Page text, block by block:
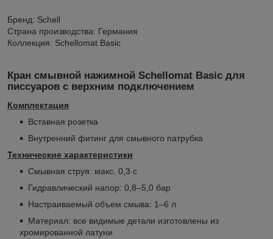
Бренд: Schell
Страна производства: Германия
Коллекция: Schellomat Basic
Кран смывной нажимной Schellomat Basic для
писсуаров с верхним подключением
Комплектация
Вставная розетка
Внутренний фитинг для смывного патрубка
Технические характеристики
Смывная струя: макс. 0,3 с
Гидравлический напор: 0,8–5,0 бар
Настраиваемый объем смыва: 1–6 л
Материал: все видимые детали изготовлены из
хромированной латуни